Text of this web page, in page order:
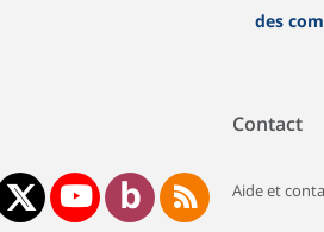
des
Contact
Aide et